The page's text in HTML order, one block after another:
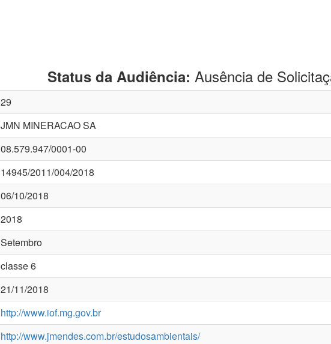
Status da Audiência: Ausência de
29
JMN MINERACAO SA
08.579.947/0001-00
14945/2011/004/2018
06/10/2018
2018
Setembro
classe 6
21/11/2018
http://www.iof.mg.gov.br
http://www.jmendes.com.br/estudosambientais/